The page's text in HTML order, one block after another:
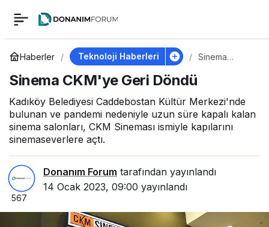
Haberler Teknoloji Haberleri
Sinema
Sinema CKM'ye Geri Döndü
Kadıköy Belediyesi Caddebostan Kültür Merkezi'nde
bulunan ve pandemi nedeniyle uzun süre kapalı kalan
sinema salonları, CKM Sineması ismiyle kapılarını
sinemaseverlere açtı.
Donanım Forum tarafından yayınlandı
14 Ocak 2023, 09:00 yayınlandı
567
Sinema CKM'ye Geri
Döndü